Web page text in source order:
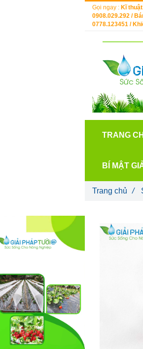
Trang chủ /
Gọi ngay : Kĩ
0908.029.292 /
0778.123451 /
TRANG
BÍ MẬT